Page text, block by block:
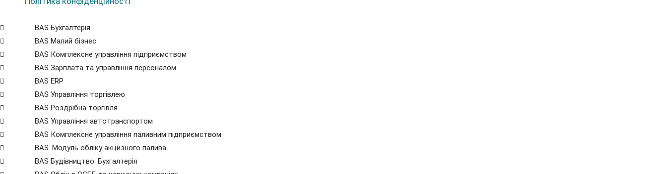
BAS Бухгалтерія
BAS Малий бізнес
BAS Комплексне управління підприємством
BAS Зарплата та управління персоналом
BAS ERP
BAS Управління торгівлею
BAS Роздрібна торгівля
BAS Управління автотранспортом
BAS Комплексне управління паливним підприємством
BAS. Модуль обліку акцизного палива
BAS Будівництво. Бухгалтерія